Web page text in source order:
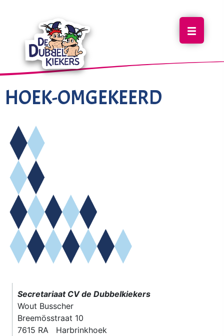
HOEK-OMGEKEERD
Secretariaat CV de Dubbelkiekers
Wout Busscher
Breemösstraat 10
7615 RA Harbrinkhoek